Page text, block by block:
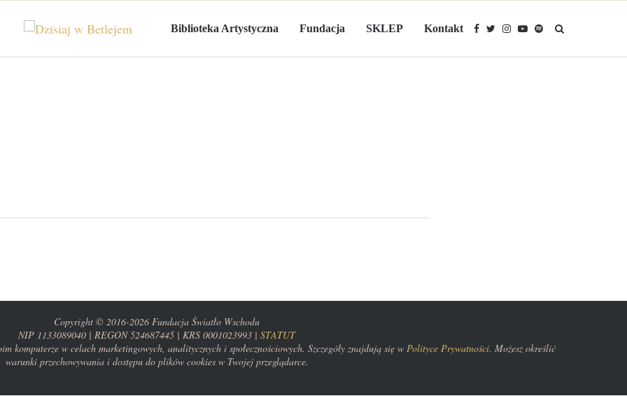
Biblioteka Artystyczna Fundacja SKLEP Kontakt
Copyright © 2016-2026 Fundacja Światło Wschodu
NIP 1133089040 | REGON 524687445 | KRS 0001023993 | STATUT
komputerze w celach marketingowych, analitycznych i społecznościowych. Szczegóły znajdują się w Polityce Prywatności. Możesz określić
warunki przechowywania i dostępu do plików cookies w Twojej przeglądarce.